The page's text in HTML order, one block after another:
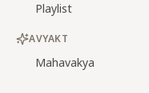
Playlist
AVYAKT
Mahavakya